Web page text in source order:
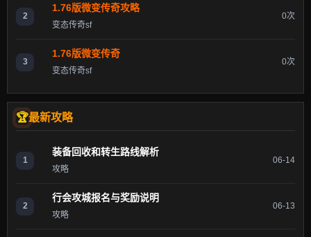
2
1.76版微变传奇攻略
变态传奇sf
0次
3
1.76版微变传奇
变态传奇sf
0次
最新攻略
1
装备回收和转生路线解析
攻略
06-14
2
行会攻城报名与奖励说明
攻略
06-13